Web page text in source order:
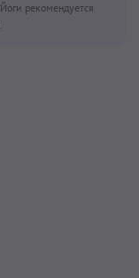
рекомендуется